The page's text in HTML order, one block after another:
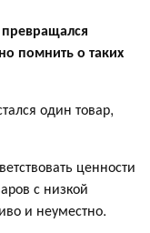
помнить о таких
один товар,
ценности
с низкой
и неуместно.